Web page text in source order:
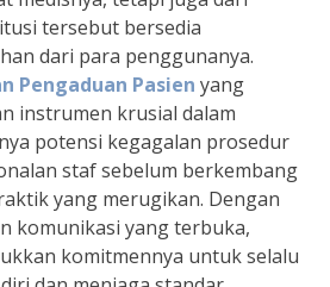
tersebut bersedia
dari para penggunanya.
Pengaduan Pasien yang
instrumen krusial dalam
potensi kegagalan prosedur
staf sebelum berkembang
yang merugikan. Dengan
komunikasi yang terbuka,
komitmennya untuk selalu